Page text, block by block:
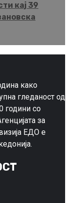
кај 39
како
гледаност од
години со
за
ЕДО е